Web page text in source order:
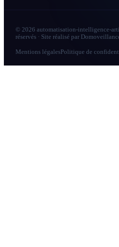
© 2026 automatisation-intelligence-
réservés · Site réalisé par
Mentions légalesPolitique de